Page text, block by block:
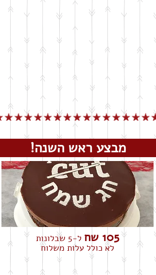
מבצע ראש השנה!
105 שח
ל-5 שבלונות
לא כולל עלות משלוח